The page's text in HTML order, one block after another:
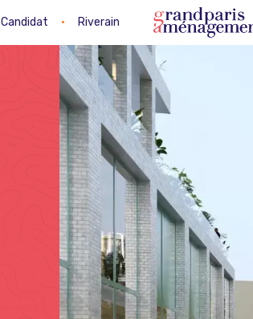
Candidat • Riverain